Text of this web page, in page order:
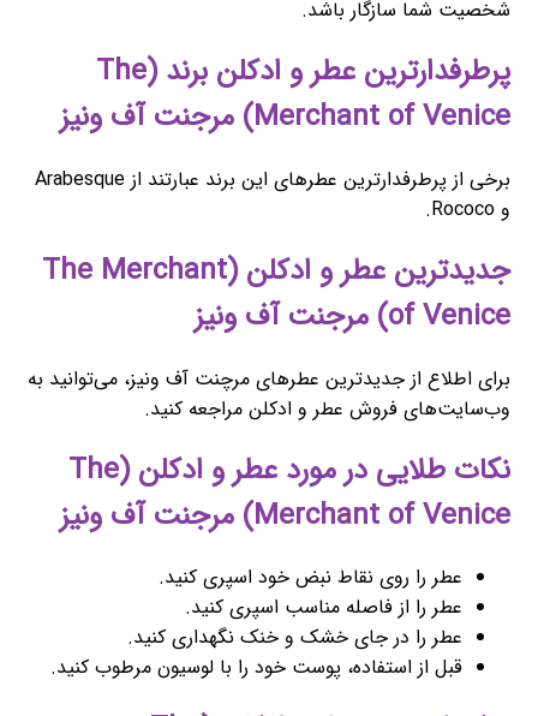
شخصیت شما سازگار باشد.
پرطرفدارترین عطر و ادکلن برند (The
Merchant of Venice) مرجنت آف ونیز
برخی از پرطرفدارترین عطرهای این برند عبارتند از Arabesque
و Rococo.
جدیدترین عطر و ادکلن (The Merchant
of Venice) مرجنت آف ونیز
برای اطلاع از جدیدترین عطرهای مرچنت آف ونیز، می‌توانید به
وب‌سایت‌های فروش عطر و ادکلن مراجعه کنید.
نکات طلایی در مورد عطر و ادکلن (The
Merchant of Venice) مرجنت آف ونیز
عطر را روی نقاط نبض خود اسپری کنید.
عطر را از فاصله مناسب اسپری کنید.
عطر را در جای خشک و خنک نگهداری کنید.
قبل از استفاده، پوست خود را با لوسیون مرطوب کنید.